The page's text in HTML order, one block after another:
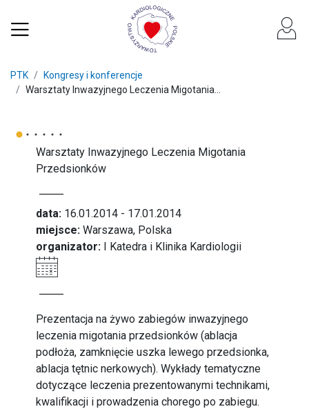
PTK
Kongresy i konferencje
Warsztaty Inwazyjnego Leczenia Migotania...
Warsztaty Inwazyjnego Leczenia Migotania
Przedsionków
data: 16.01.2014 - 17.01.2014
miejsce: Warszawa, Polska
organizator: I Katedra i Klinika Kardiologii
Prezentacja na żywo zabiegów inwazyjnego
leczenia migotania przedsionków (ablacja
podłoża, zamknięcie uszka lewego przedsionka,
ablacja tętnic nerkowych). Wykłady tematyczne
dotyczące leczenia prezentowanymi technikami,
kwalifikacji i prowadzenia chorego po zabiegu.